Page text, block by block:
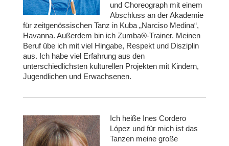
und Choreograph mit einem
Abschluss an der Akademie
für zeitgenössischen Tanz in Kuba „Narciso Medina“,
Havanna. Außerdem bin ich Zumba®-Trainer. Meinen
Beruf übe ich mit viel Hingabe, Respekt und Disziplin
aus. Ich habe viel Erfahrung aus den
unterschiedlichsten kulturellen Projekten mit Kindern,
Jugendlichen und Erwachsenen.
Ich heiße Ines Cordero
López und für mich ist das
Tanzen meine große